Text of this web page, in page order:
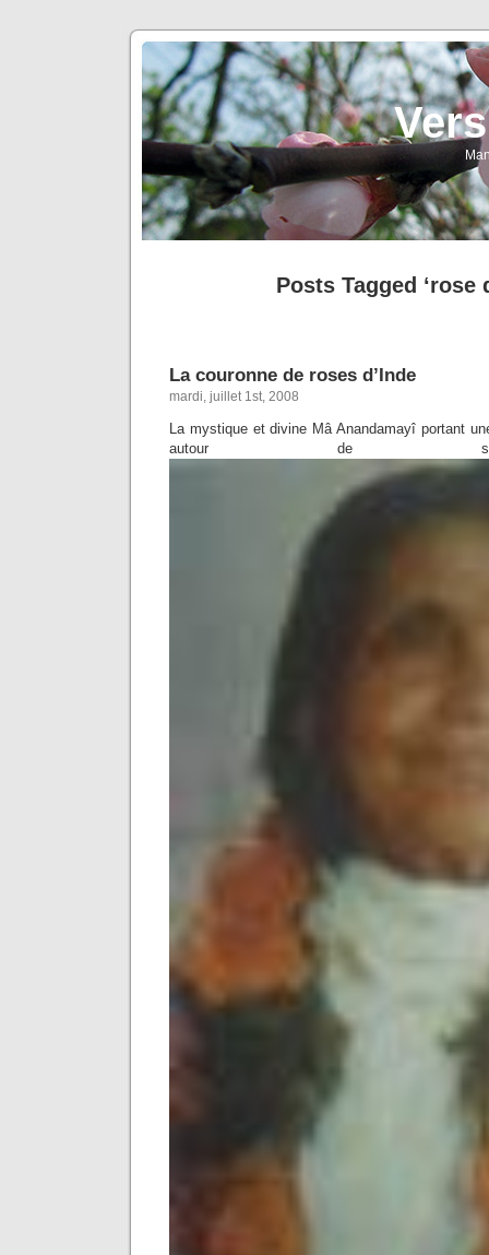
Posts Tagged ‘rose
La couronne de roses d’Inde
mardi, juillet 1st, 2008
La mystique et divine Mâ Anandamayî portant
autour de